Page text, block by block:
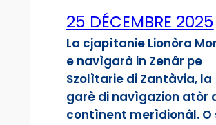
25 DÉCEMBRE 2025
La cjapìtanie Lionòra
e navìgarà in Zenâr pe
Szolìtarie di Zantàvia, la
garè di navìgazion atòr
contìnent merìdionâl. O